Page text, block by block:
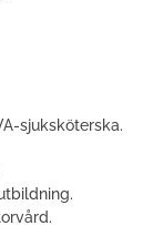
sjuksköterska.